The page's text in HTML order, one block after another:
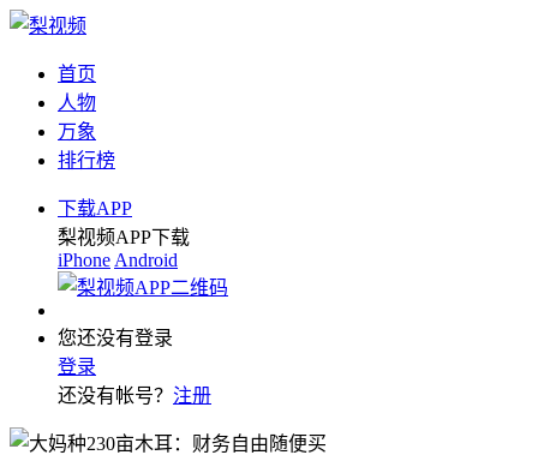
首页
人物
万象
排行榜
下载APP
梨视频APP下载
iPhone Android
您还没有登录
登录
还没有帐号？ 注册